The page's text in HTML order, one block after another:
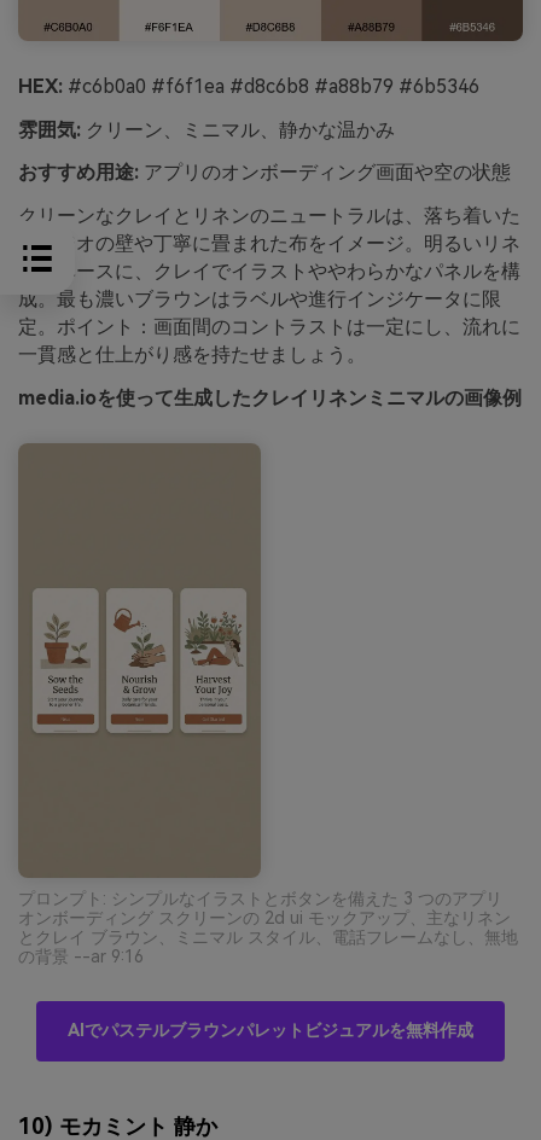
HEX: #c6b0a0 #f6f1ea #d8c6b8 #a88b79 #6b5346
雰囲気: クリーン、ミニマル、静かな温かみ
おすすめ用途: アプリのオンボーディング画面や空の状態
クリーンなクレイとリネンのニュートラルは、落ち着いた
スタジオの壁や丁寧に畳まれた布をイメージ。明るいリネ
ンをベースに、クレイでイラストややわらかなパネルを構
成。最も濃いブラウンはラベルや進行インジケータに限
定。ポイント：画面間のコントラストは一定にし、流れに
一貫感と仕上がり感を持たせましょう。
media.ioを使って生成したクレイリネンミニマルの画像例
プロンプト: シンプルなイラストとボタンを備えた 3 つのアプリ
オンボーディング スクリーンの 2d ui モックアップ、主なリネン
とクレイ ブラウン、ミニマル スタイル、電話フレームなし、無地
の背景 --ar 9:16
AIでパステルブラウンパレットビジュアルを無料作成
10) モカミント 静か